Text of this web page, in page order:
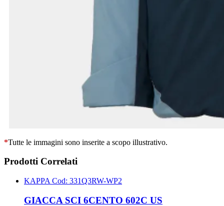
*Tutte le immagini sono inserite a scopo illustrativo.
Prodotti Correlati
KAPPA Cod: 331Q3RW-WP2
GIACCA SCI 6CENTO 602C US